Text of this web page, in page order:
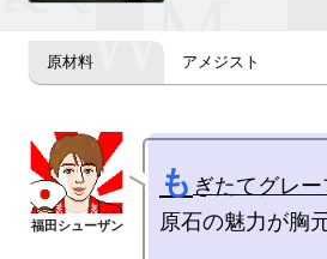
アメジスト
も ぎたてグレ
原石の魅力が胸